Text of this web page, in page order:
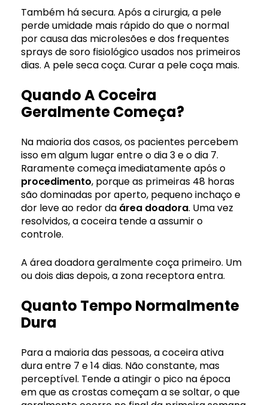
Também há secura. Após a cirurgia, a pele
perde umidade mais rápido do que o normal
por causa das microlesões e dos frequentes
sprays de soro fisiológico usados ​​nos primeiros
dias. A pele seca coça. Curar a pele coça mais.
Quando A Coceira
Geralmente Começa?
Na maioria dos casos, os pacientes percebem
isso em algum lugar entre o dia 3 e o dia 7.
Raramente começa imediatamente após o
procedimento, porque as primeiras 48 horas
são dominadas por aperto, pequeno inchaço e
dor leve ao redor da área doadora. Uma vez
resolvidos, a coceira tende a assumir o
controle.
A área doadora geralmente coça primeiro. Um
ou dois dias depois, a zona receptora entra.
Quanto Tempo Normalmente
Dura
Para a maioria das pessoas, a coceira ativa
dura entre 7 e 14 dias. Não constante, mas
perceptível. Tende a atingir o pico na época
em que as crostas começam a se soltar, o que